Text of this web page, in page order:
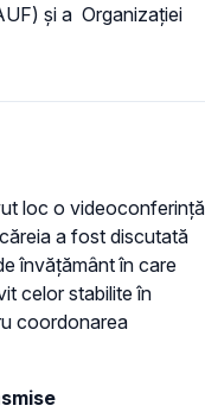
și a Organizației
loc o videoconferință
a fost discutată
învățământ în care
celor stabilite în
coordonarea